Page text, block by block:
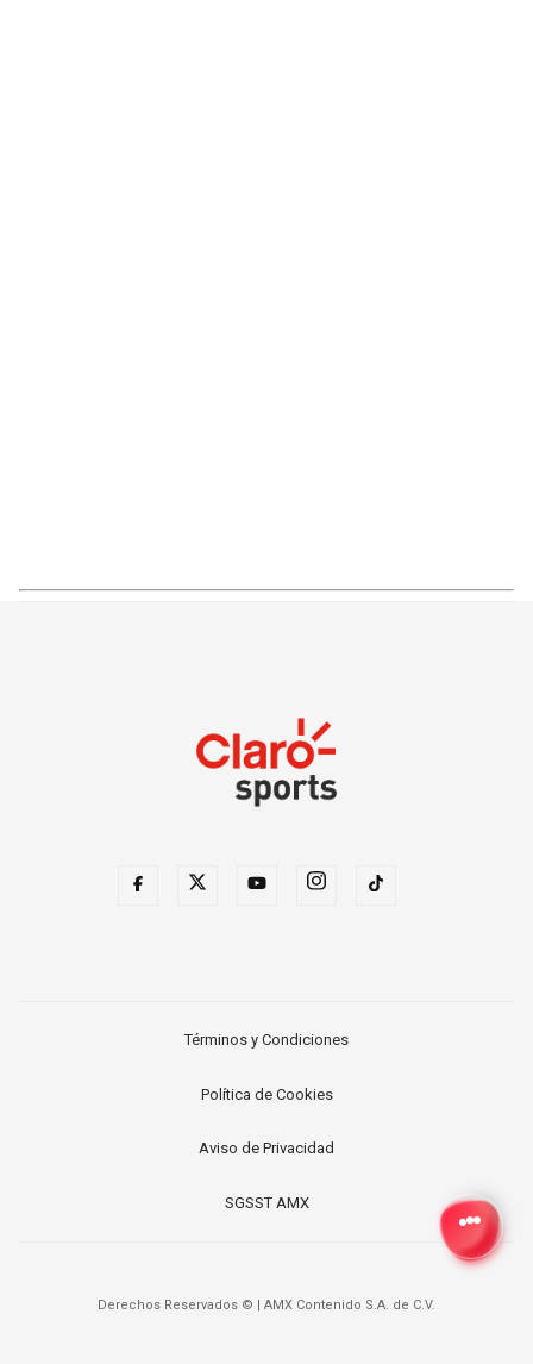
Términos y Condiciones
Política de Cookies
Aviso de Privacidad
SGSST AMX
Derechos Reservados © AMX Contenido S.A. de C.V.